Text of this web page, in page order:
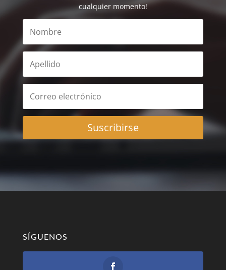
cualquier momento!
Suscribirse
SÍGUENOS